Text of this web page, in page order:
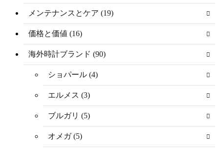
メンテナンスとケア (19)
価格と価値 (16)
海外時計ブランド (90)
ショパール (4)
エルメス (3)
ブルガリ (5)
オメガ (5)